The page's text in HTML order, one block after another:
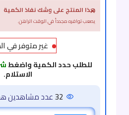
هذا المنتج على وشك نفاذ الكمية
يصعب توافره مجدداً في الوقت الراهن.
×
غير متوفر في
للطلب حدد الكمية واضغط
الاستلام.
32عدد مشاهدين